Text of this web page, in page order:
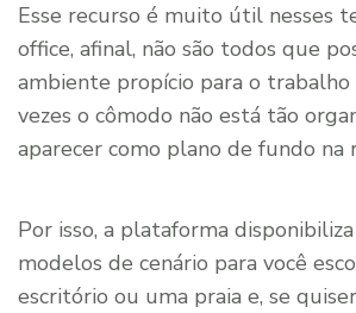
Esse recurso é muito útil nesses
office, afinal, não são todos que
ambiente propício para o trabalho
vezes o cômodo não está tão
aparecer como plano de fundo na
Por isso, a plataforma
modelos de cenário para você
escritório ou uma praia e, se